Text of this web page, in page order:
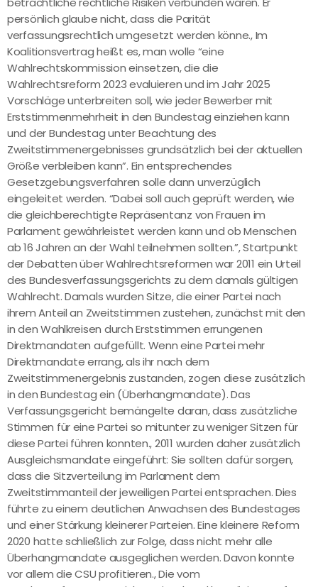
persönlich glaube nicht, dass die Parität
verfassungsrechtlich umgesetzt werden könne., Im
Koalitionsvertrag heißt es, man wolle “eine
Wahlrechtskommission einsetzen, die die
Wahlrechtsreform 2023 evaluieren und im Jahr 2025
Vorschläge unterbreiten soll, wie jeder Bewerber mit
Erststimmenmehrheit in den Bundestag einziehen kann
und der Bundestag unter Beachtung des
Zweitstimmenergebnisses grundsätzlich bei der aktuellen
Größe verbleiben kann”. Ein entsprechendes
Gesetzgebungsverfahren solle dann unverzüglich
eingeleitet werden. “Dabei soll auch geprüft werden, wie
die gleichberechtigte Repräsentanz von Frauen im
Parlament gewährleistet werden kann und ob Menschen
ab 16 Jahren an der Wahl teilnehmen sollten.”, Startpunkt
der Debatten über Wahlrechtsreformen war 2011 ein Urteil
des Bundesverfassungsgerichts zu dem damals gültigen
Wahlrecht. Damals wurden Sitze, die einer Partei nach
ihrem Anteil an Zweitstimmen zustehen, zunächst mit den
in den Wahlkreisen durch Erststimmen errungenen
Direktmandaten aufgefüllt. Wenn eine Partei mehr
Direktmandate errang, als ihr nach dem
Zweitstimmenergebnis zustanden, zogen diese zusätzlich
in den Bundestag ein (Überhangmandate). Das
Verfassungsgericht bemängelte daran, dass zusätzliche
Stimmen für eine Partei so mitunter zu weniger Sitzen für
diese Partei führen konnten., 2011 wurden daher zusätzlich
Ausgleichsmandate eingeführt: Sie sollten dafür sorgen,
dass die Sitzverteilung im Parlament dem
Zweitstimmanteil der jeweiligen Partei entsprachen. Dies
führte zu einem deutlichen Anwachsen des Bundestages
und einer Stärkung kleinerer Parteien. Eine kleinere Reform
2020 hatte schließlich zur Folge, dass nicht mehr alle
Überhangmandate ausgeglichen werden. Davon konnte
vor allem die CSU profitieren., Die vom